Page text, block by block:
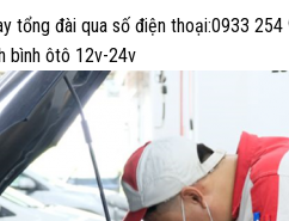
tổng đài qua số điện thoại:0933
bình ôtô 12v-24v